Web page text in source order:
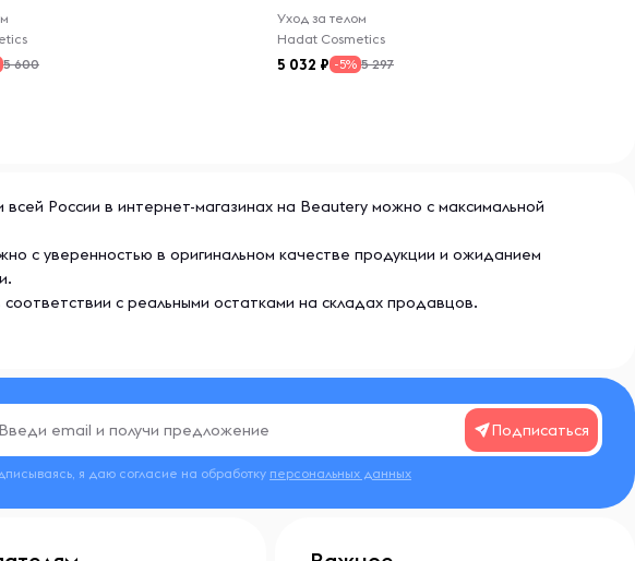
5 600
Уход за телом
Hadat Cosmetics
5 032 -5% 5 297
России в интернет-магазинах на Beautery можно с максимальной
с уверенностью в оригинальном качестве продукции и ожиданием
с реальными остатками на складах продавцов.
Подписаться
я даю согласие на обработку персональных данных